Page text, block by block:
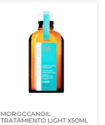
MOROCCANOIL
TRATAMIENTO LIGHT X50ML